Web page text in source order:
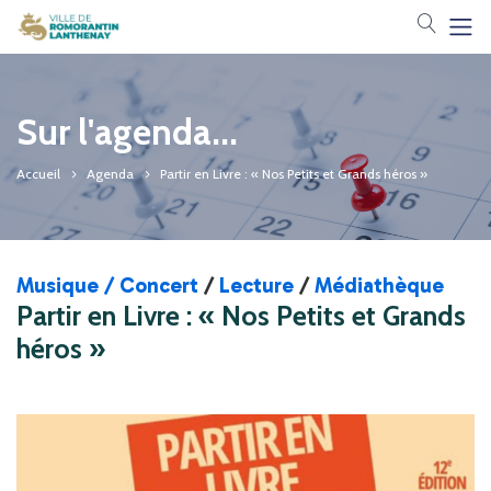
Votre
Sur l'agenda...
Accueil Agenda Partir en Livre : « Nos Petits et Grands héros »
Musique / Concert / Lecture /Médiathèque
Partir en Livre : « Nos Petits et Grands
héros »